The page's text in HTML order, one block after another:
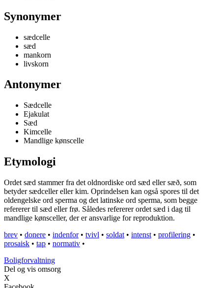
Synonymer
sædcelle
sæd
mankorn
livskorn
Antonymer
Sædcelle
Ejakulat
Sæd
Kimcelle
Mandlige kønscelle
Etymologi
Ordet sæd stammer fra det oldnordiske ord sæd eller sæð, som
betyder sædceller eller kim. Oprindelsen kan også spores til det
oldengelske ord sperma og det latinske ord sperma, som begge
refererer til sæd eller frø. Således refererer ordet sæd i dag til
mandlige kønsceller, der er ansvarlige for reproduktion.
brev • donere • indenfor• tvivl • soldat • intenst • profilering •
prosaisk • tap • normativ •
Boligforvaltning
Del og vis omsorg
X